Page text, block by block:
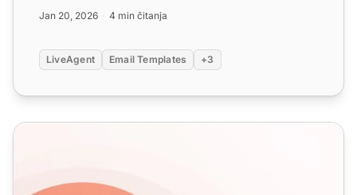
Jan 20, 2026 4 min čitanja
LiveAgent Email Templates +3
Pisma zahvale